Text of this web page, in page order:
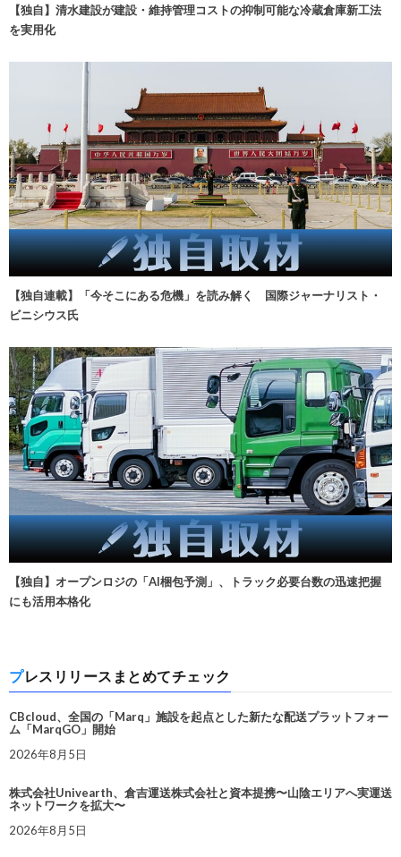
【独自】清水建設が建設・維持管理コストの抑制可能な冷蔵倉庫新工法
を実用化
【独自連載】「今そこにある危機」を読み解く 国際ジャーナリスト・
ビニシウス氏
【独自】オープンロジの「AI梱包予測」、トラック必要台数の迅速把握
にも活用本格化
プレスリリースまとめてチェック
CBcloud、全国の「Marq」施設を起点とした新たな配送プラットフォー
ム「MarqGO」開始
2026年8月5日
株式会社Univearth、倉吉運送株式会社と資本提携〜山陰エリアへ実運送
ネットワークを拡大〜
2026年8月5日